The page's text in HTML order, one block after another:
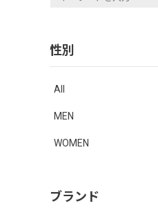
性別
All
MEN
WOMEN
ブランド